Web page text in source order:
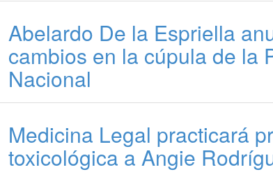
Abelardo De la Espriella
cambios en la cúpula de la
Nacional
Medicina Legal practicará
toxicológica a Angie